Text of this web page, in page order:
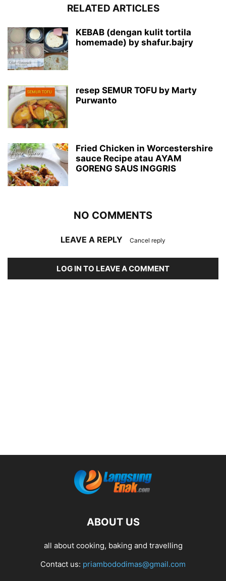
RELATED ARTICLES
KEBAB (dengan kulit tortila
homemade) by shafur.bajry
resep SEMUR TOFU by Marty
Purwanto
Fried Chicken in Worcestershire
sauce Recipe atau AYAM
GORENG SAUS INGGRIS
NO COMMENTS
LEAVE A REPLY Cancel reply
LOG IN TO LEAVE A COMMENT
ABOUT US
all about cooking, baking and travelling
Contact us: priambododimas@gmail.com